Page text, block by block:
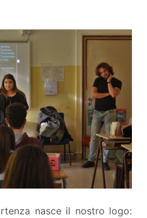
nasce il nostro logo: